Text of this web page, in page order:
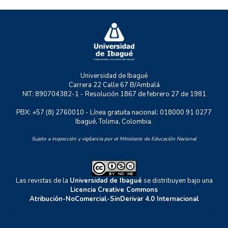
RASTRO URBANO
Universidad de Ibagué
Carrera 22 Calle 67 B/Ambalá
NIT: 890704382-1 - Resolución 1867 de febrero 27 de 1981
PBX: +57 (8) 2760010 - Línea gratuita nacional: 018000 91 0277
Ibagué, Tolima, Colombia.
Sujeto a inspección y vigilancia por el Ministerio de Educación Nacional
Las revistas de la Universidad de Ibagué se distribuyen bajo una
Licencia Creative Commons
Atribución-NoComercial-SinDerivar 4.0 Internacional